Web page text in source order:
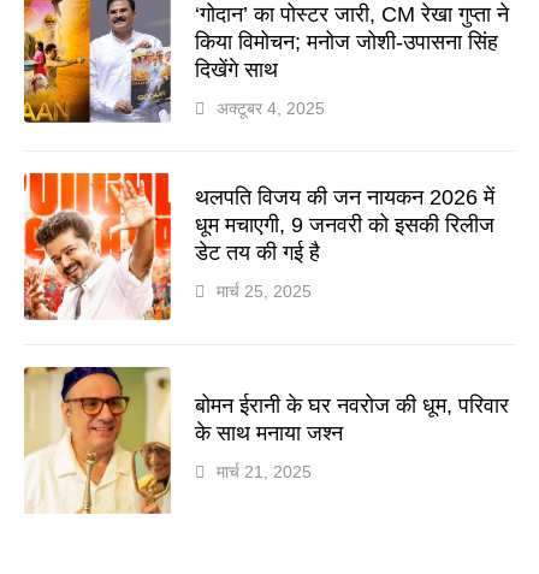
‘गोदान’ का पोस्टर जारी, CM रेखा गुप्ता ने
किया विमोचन; मनोज जोशी-उपासना सिंह
दिखेंगे साथ
अक्टूबर 4, 2025
थलपति विजय की जन नायकन 2026 में
धूम मचाएगी, 9 जनवरी को इसकी रिलीज
डेट तय की गई है
मार्च 25, 2025
बोमन ईरानी के घर नवरोज की धूम, परिवार
के साथ मनाया जश्न
मार्च 21, 2025